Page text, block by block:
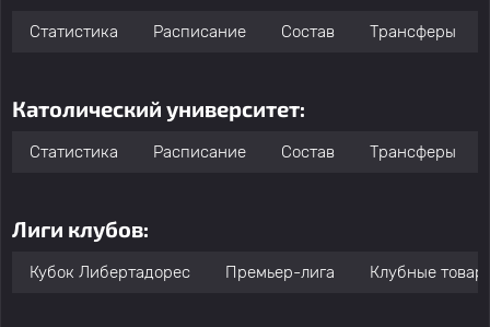
Статистика Расписание Состав Трансферы
Католический университет:
Статистика Расписание Состав Трансферы
Лиги клубов:
Кубок Либертадорес Премьер-лига Клубные